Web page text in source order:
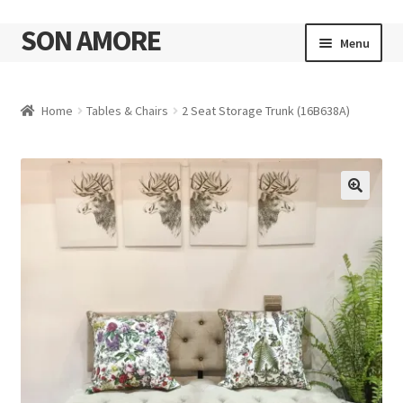
Skip
to
Skip
to
SON AMORE Menu
Home Tables & Chairs 2 Seat Storage Trunk (16B638A)